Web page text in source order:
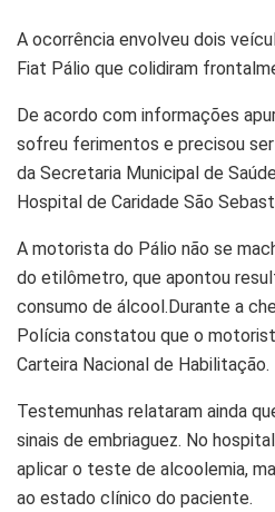
A ocorrência envolveu dois
Fiat Pálio que colidiram
De acordo com informações
sofreu ferimentos e precisou
da Secretaria Municipal de
Hospital de Caridade São
A motorista do Pálio não se
do etilômetro, que apontou
consumo de álcool.Durante a
Polícia constatou que o
Carteira Nacional de Habilitação.
Testemunhas relataram ainda
sinais de embriaguez. No
aplicar o teste de alcoolemia,
ao estado clínico do paciente.